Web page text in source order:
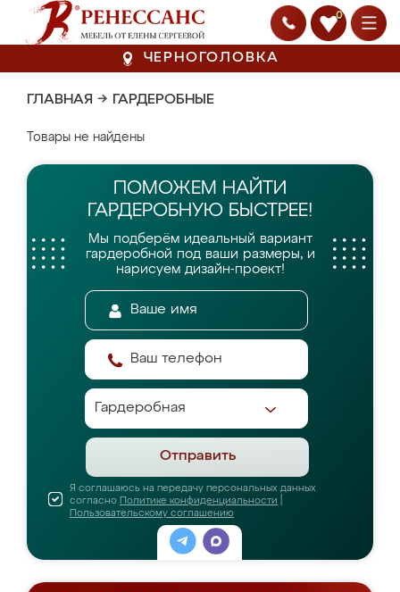
0
ЧЕРНОГОЛОВКА
ГЛАВНАЯ → ГАРДЕРОБНЫЕ
Товары не найдены
ПОМОЖЕМ НАЙТИ
ГАРДЕРОБНУЮ БЫСТРЕЕ!
Мы подберём идеальный вариант
гардеробной под ваши размеры, и
нарисуем дизайн-проект!
Отправить
Я соглашаюсь на передачу персональных данных
согласно Политике конфиденциальности
Пользовательскому соглашению